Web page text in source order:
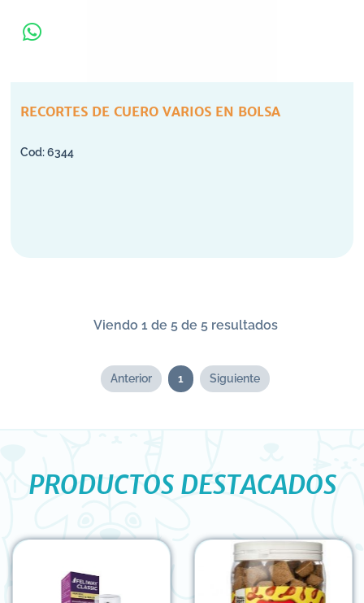
RECORTES DE CUERO VARIOS EN BOLSA
6344
Viendo 1 de 5 de 5 resultados
Anterior 1 Siguiente
PRODUCTOS DESTACADOS